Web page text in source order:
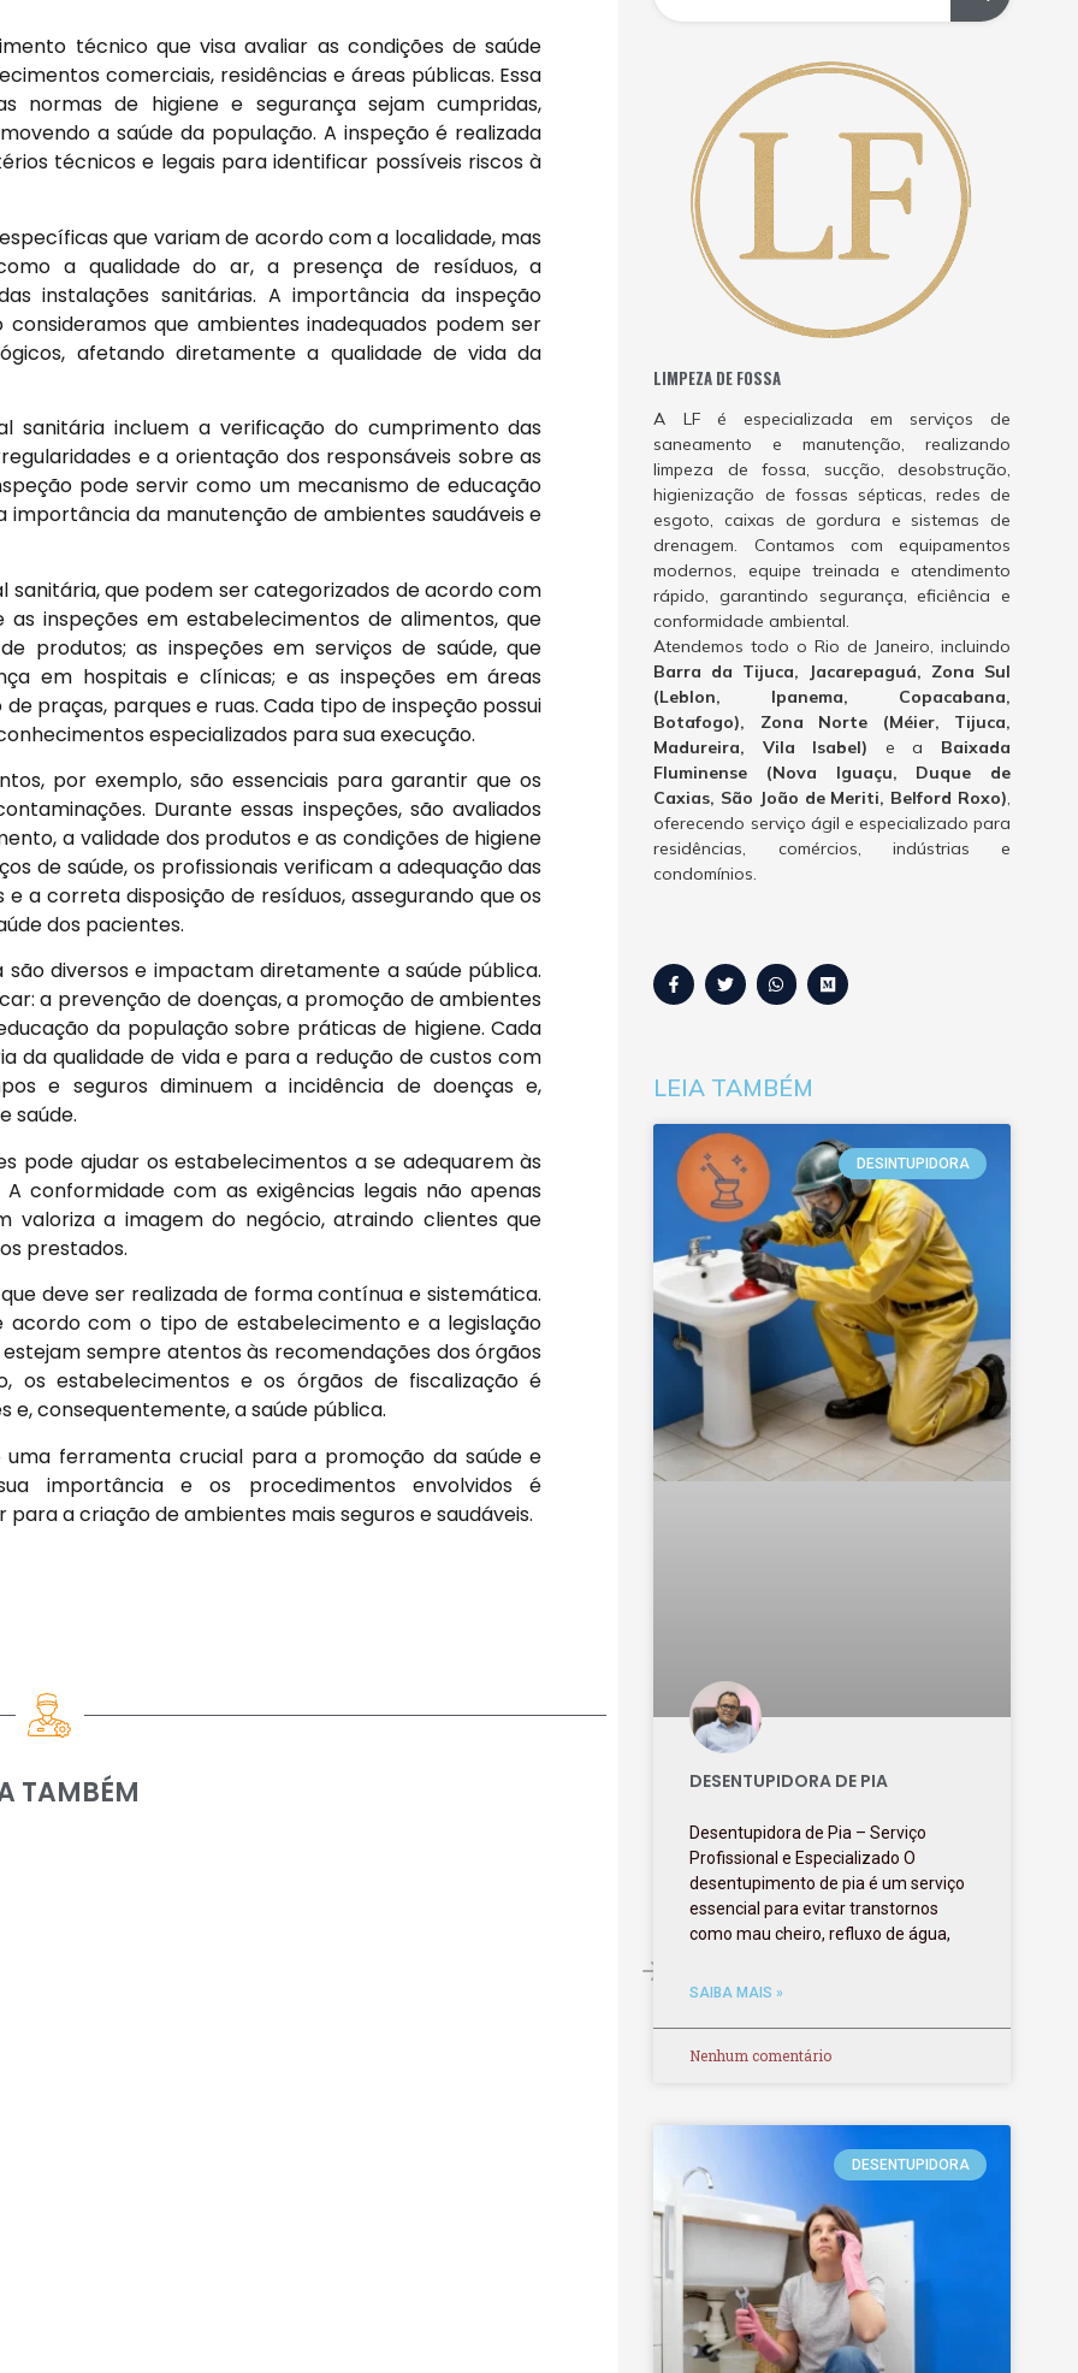
técnico que visa avaliar as condições de saúde
comerciais, residências e áreas públicas. Essa
de higiene e segurança sejam cumpridas,
a saúde da população. A inspeção é realizada
técnicos e legais para identificar possíveis riscos à
que variam de acordo com a localidade, mas
a qualidade do ar, a presença de resíduos, a
instalações sanitárias. A importância da inspeção
que ambientes inadequados podem ser
afetando diretamente a qualidade de vida da
sanitária incluem a verificação do cumprimento das
e a orientação dos responsáveis sobre as
pode servir como um mecanismo de educação
da manutenção de ambientes saudáveis e
que podem ser categorizados de acordo com
inspeções em estabelecimentos de alimentos, que
produtos; as inspeções em serviços de saúde, que
em hospitais e clínicas; e as inspeções em áreas
praças, parques e ruas. Cada tipo de inspeção possui
especializados para sua execução.
por exemplo, são essenciais para garantir que os
Durante essas inspeções, são avaliados
a validade dos produtos e as condições de higiene
de saúde, os profissionais verificam a adequação das
a correta disposição de resíduos, assegurando que os
dos pacientes.
diversos e impactam diretamente a saúde pública.
a prevenção de doenças, a promoção de ambientes
da população sobre práticas de higiene. Cada
da qualidade de vida e para a redução de custos com
e seguros diminuem a incidência de doenças e,
saúde.
pode ajudar os estabelecimentos a se adequarem às
conformidade com as exigências legais não apenas
a imagem do negócio, atraindo clientes que
prestados.
deve ser realizada de forma contínua e sistemática.
acordo com o tipo de estabelecimento e a legislação
sempre atentos às recomendações dos órgãos
os estabelecimentos e os órgãos de fiscalização é
e, consequentemente, a saúde pública.
ferramenta crucial para a promoção da saúde e
importância e os procedimentos envolvidos é
a criação de ambientes mais seguros e saudáveis.
TAMBÉM
LIMPEZA DE FOSSA
A LF é especializada em serviços de
saneamento e manutenção, realizando
limpeza de fossa, sucção, desobstrução,
higienização de fossas sépticas, redes de
esgoto, caixas de gordura e sistemas de
drenagem. Contamos com equipamentos
modernos, equipe treinada e atendimento
rápido, garantindo segurança, eficiência e
conformidade ambiental.
Atendemos todo o Rio de Janeiro, incluindo
Barra da Tijuca, Jacarepaguá, Zona Sul
(Leblon, Ipanema, Copacabana,
Botafogo), Zona Norte (Méier, Tijuca,
Madureira, Vila Isabel) e a Baixada
Fluminense (Nova Iguaçu, Duque de
Caxias, São João de Meriti, Belford Roxo),
oferecendo serviço ágil e especializado para
residências, comércios, indústrias e
condomínios.
LEIA TAMBÉM
DESINTUPIDORA
DESENTUPIDORA DE PIA
Desentupidora de Pia – Serviço
Profissional e Especializado O
desentupimento de pia é um serviço
essencial para evitar transtornos
como mau cheiro, refluxo de água,
SAIBA MAIS »
Nenhum comentário
DESENTUPIDORA